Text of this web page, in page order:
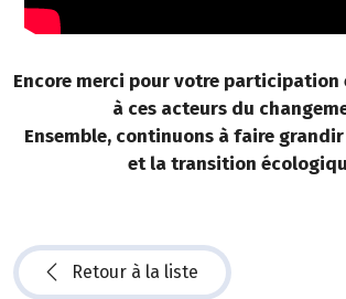
Encore merci pour votre participation
à ces acteurs du
Ensemble, continuons à faire
et la transition
Retour à la liste